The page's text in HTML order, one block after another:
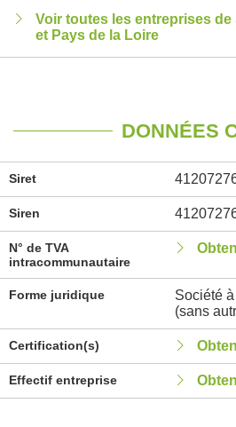
Voir toutes les entreprises
et Pays de la Loire
DONNÉES
Siret
Siren
N° de TVA
intracommunautaire
Forme juridique
Société
(sans
Certification(s)
Effectif entreprise